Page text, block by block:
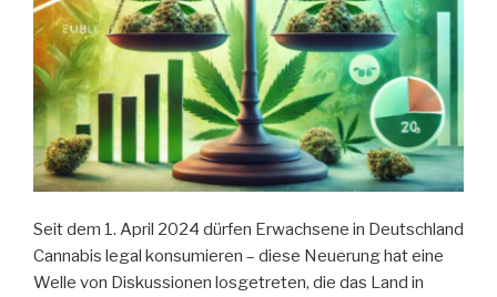
Seit dem 1. April 2024 dürfen Erwachsene in Deutschland
Cannabis legal konsumieren – diese Neuerung hat eine
Welle von Diskussionen losgetreten, die das Land in